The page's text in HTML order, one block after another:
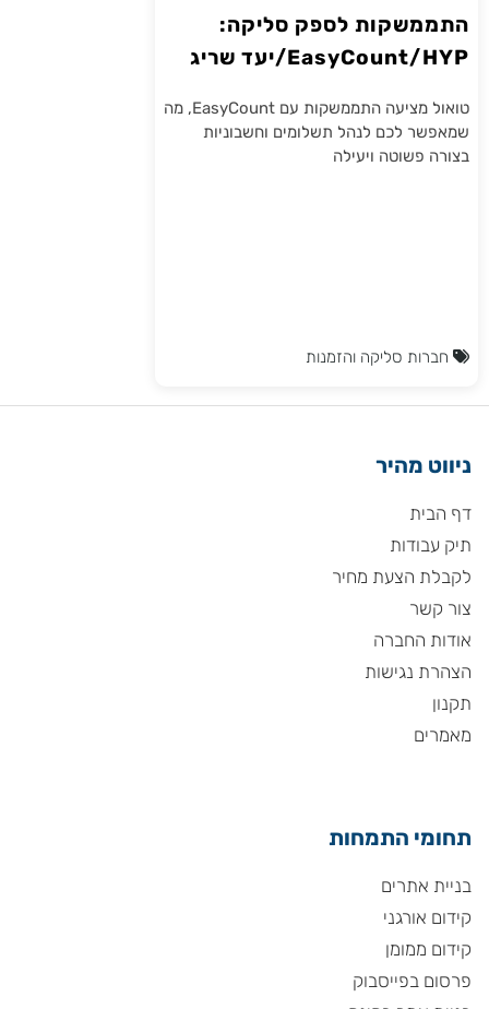
התממשקות לספק סליקה:
EasyCount/HYP/יעד שריג
טואול מציעה התממשקות עם EasyCount, מה
שמאפשר לכם לנהל תשלומים וחשבוניות
בצורה פשוטה ויעילה
חברות סליקה והזמנות
ניווט מהיר
דף הבית
תיק עבודות
לקבלת הצעת מחיר
צור קשר
אודות החברה
הצהרת נגישות
תקנון
מאמרים
תחומי התמחות
בניית אתרים
קידום אורגני
קידום ממומן
פרסום בפייסבוק